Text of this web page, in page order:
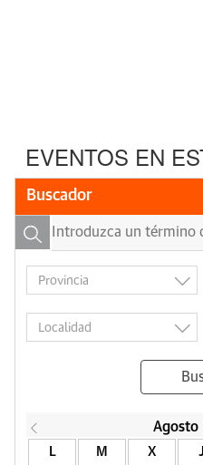
EVENTOS EN
Buscador
Agosto
L M X J